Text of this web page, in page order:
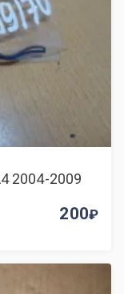
2004-2009
200